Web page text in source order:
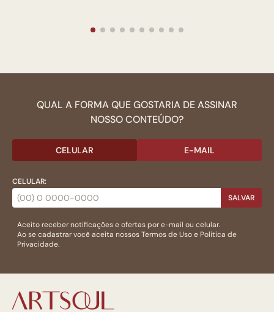
QUAL A FORMA QUE GOSTARIA DE ASSINAR
NOSSO CONTEÚDO?
CELULAR E-MAIL
CELULAR:
SALVAR
Aceito receber notificações e ofertas por e-mail ou celular.
Ao se cadastrar você aceita nossosTermos de Usoe Politica de
Privacidade.